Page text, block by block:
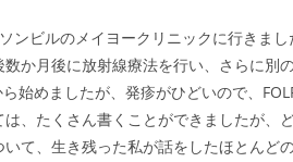
ンビルのメイヨークリニックに行きま
か月後に放射線療法を行い、さらに別
始めましたが、発疹がひどいので、
、たくさん書くことができましたが、
て、生き残った私が話をしたほとんど